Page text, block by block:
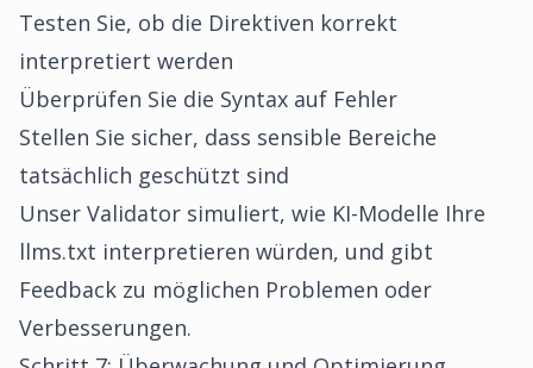
Testen Sie, ob die Direktiven korrekt
interpretiert werden
Überprüfen Sie die Syntax auf Fehler
Stellen Sie sicher, dass sensible Bereiche
tatsächlich geschützt sind
Unser Validator simuliert, wie KI-Modelle Ihre
llms.txt interpretieren würden, und gibt
Feedback zu möglichen Problemen oder
Verbesserungen.